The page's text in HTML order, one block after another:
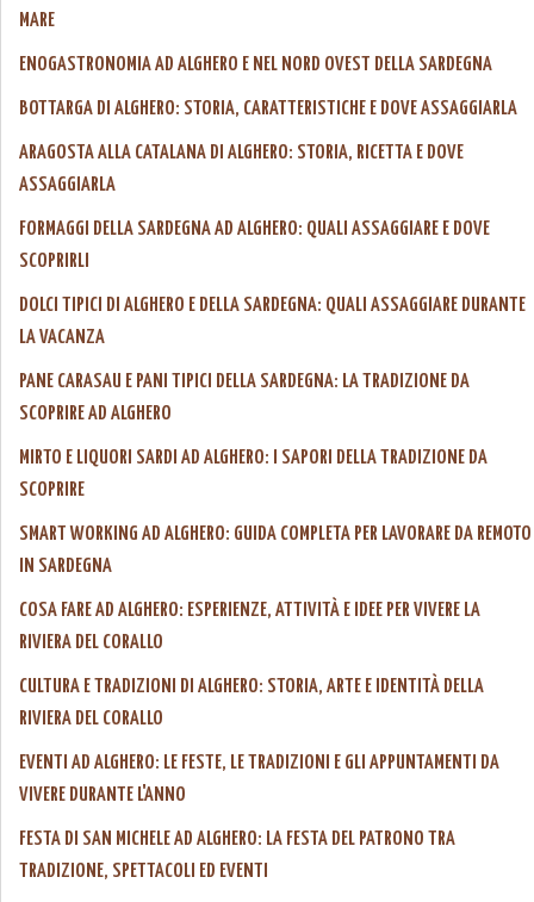
MARE
ENOGASTRONOMIA AD ALGHERO E NEL NORD OVEST DELLA SARDEGNA
BOTTARGA DI ALGHERO: STORIA, CARATTERISTICHE E DOVE ASSAGGIARLA
ARAGOSTA ALLA CATALANA DI ALGHERO: STORIA, RICETTA E DOVE
ASSAGGIARLA
FORMAGGI DELLA SARDEGNA AD ALGHERO: QUALI ASSAGGIARE E DOVE
SCOPRIRLI
DOLCI TIPICI DI ALGHERO E DELLA SARDEGNA: QUALI ASSAGGIARE DURANTE
LA VACANZA
PANE CARASAU E PANI TIPICI DELLA SARDEGNA: LA TRADIZIONE DA
SCOPRIRE AD ALGHERO
MIRTO E LIQUORI SARDI AD ALGHERO: I SAPORI DELLA TRADIZIONE DA
SCOPRIRE
SMART WORKING AD ALGHERO: GUIDA COMPLETA PER LAVORARE DA REMOTO
IN SARDEGNA
COSA FARE AD ALGHERO: ESPERIENZE, ATTIVITÀ E IDEE PER VIVERE LA
RIVIERA DEL CORALLO
CULTURA E TRADIZIONI DI ALGHERO: STORIA, ARTE E IDENTITÀ DELLA
RIVIERA DEL CORALLO
EVENTI AD ALGHERO: LE FESTE, LE TRADIZIONI E GLI APPUNTAMENTI DA
VIVERE DURANTE L'ANNO
FESTA DI SAN MICHELE AD ALGHERO: LA FESTA DEL PATRONO TRA
TRADIZIONE, SPETTACOLI ED EVENTI